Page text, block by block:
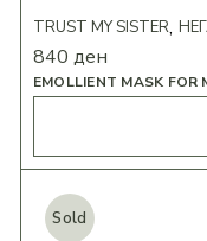
EMOLLIENT MASK FOR
TRUST MY SISTER
840 ден
Sold